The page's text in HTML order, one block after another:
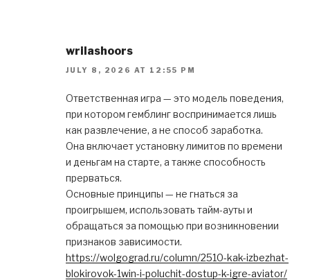
wrilashoors
JULY 8, 2026 AT 12:55 PM
Ответственная игра — это модель поведения,
при котором гемблинг воспринимается лишь
как развлечение, а не способ заработка.
Она включает установку лимитов по времени
и деньгам на старте, а также способность
прерваться.
Основные принципы — не гнаться за
проигрышем, использовать тайм-ауты и
обращаться за помощью при возникновении
признаков зависимости.
https://wolgograd.ru/column/2510-kak-izbezhat-
blokirovok-1win-i-poluchit-dostup-k-igre-aviator/